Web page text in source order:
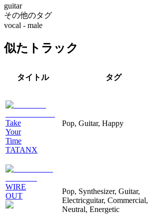
guitar
その他のタグ
vocal - male
似たトラック
タイトル タグ
Take
Your
Time
TATANX
Pop, Guitar, Happy
WIRE
OUT
Pop, Synthesizer, Guitar,
Electricguitar, Commercial,
Neutral, Energetic